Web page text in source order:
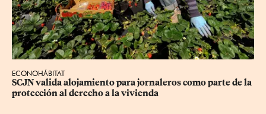
ECONOHÁBITAT
SCJN valida alojamiento para jornaleros como parte de la
protección al derecho a la vivienda